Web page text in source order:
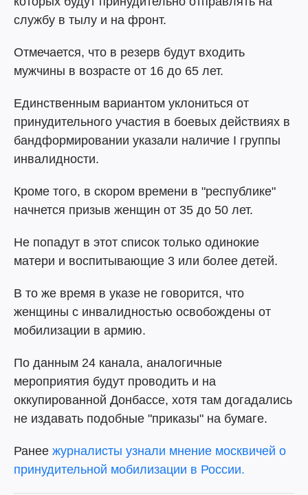
службу в тылу и на фронт.
Отмечается, что в резерв будут входить
мужчины в возрасте от 16 до 65 лет.
Единственным вариантом уклониться от
принудительного участия в боевых действиях в
бандформировании указали наличие I группы
инвалидности.
Кроме того, в скором времени в "республике"
начнется призыв женщин от 35 до 50 лет.
Не попадут в этот список только одинокие
матери и воспитывающие 3 или более детей.
В то же время в указе не говорится, что
женщины с инвалидностью освобождены от
мобилизации в армию.
По данным 24 канала, аналогичные
мероприятия будут проводить и на
оккупированной Донбассе, хотя там догадались
не издавать подобные "приказы" на бумаге.
Ранее журналисты узнали мнение москвичей о
принудительной мобилизации в России.